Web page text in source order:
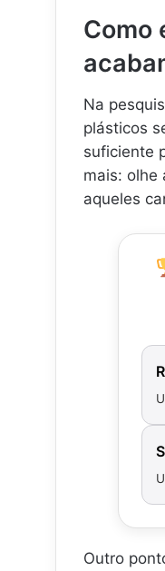
Como
Na
plásticos
suficiente
mais: olhe
aqueles
Outro